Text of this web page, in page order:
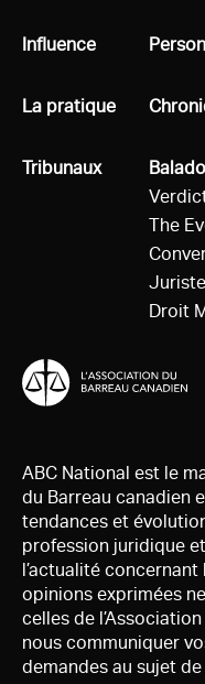
Tous
Influence
Tous
La pratique
Tous
Tribunaux
Tous
Tous
Tous
The
Droit
ABC National est le
du Barreau canadien
tendances et
profession juridique
l’actualité
opinions exprimées
celles de
nous communiquer
demandes au sujet